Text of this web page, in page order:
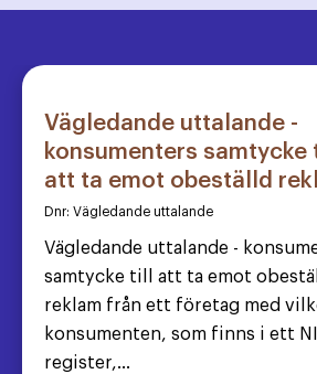
Vägledande uttalande -
konsumenters samtycke
att ta emot obeställd
Dnr: Vägledande uttalande
Vägledande uttalande -
samtycke till att ta emot
reklam från ett företag med
konsumenten, som finns i ett
register,...